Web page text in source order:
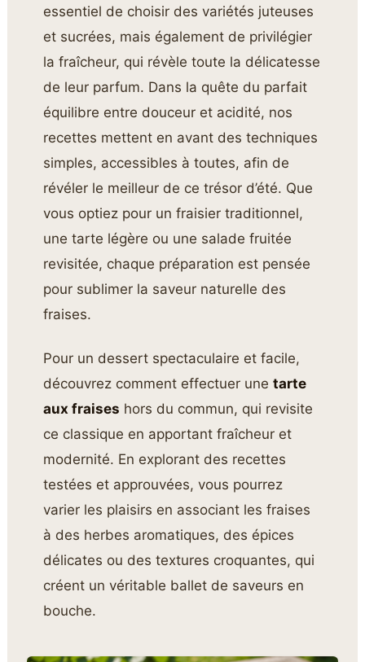
essentiel de choisir des variétés juteuses
et sucrées, mais également de privilégier
la fraîcheur, qui révèle toute la délicatesse
de leur parfum. Dans la quête du parfait
équilibre entre douceur et acidité, nos
recettes mettent en avant des techniques
simples, accessibles à toutes, afin de
révéler le meilleur de ce trésor d’été. Que
vous optiez pour un fraisier traditionnel,
une tarte légère ou une salade fruitée
revisitée, chaque préparation est pensée
pour sublimer la saveur naturelle des
fraises.
Pour un dessert spectaculaire et facile,
découvrez comment effectuer unetarte
aux fraises hors du commun, qui revisite
ce classique en apportant fraîcheur et
modernité. En explorant des recettes
testées et approuvées, vous pourrez
varier les plaisirs en associant les fraises
à des herbes aromatiques, des épices
délicates ou des textures croquantes, qui
créent un véritable ballet de saveurs en
bouche.